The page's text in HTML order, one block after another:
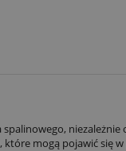
mogą pojawić się